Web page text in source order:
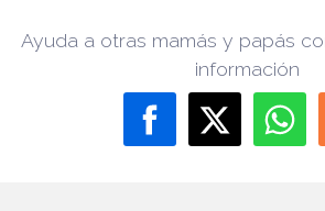
Ayuda a otras mamás y papás
información